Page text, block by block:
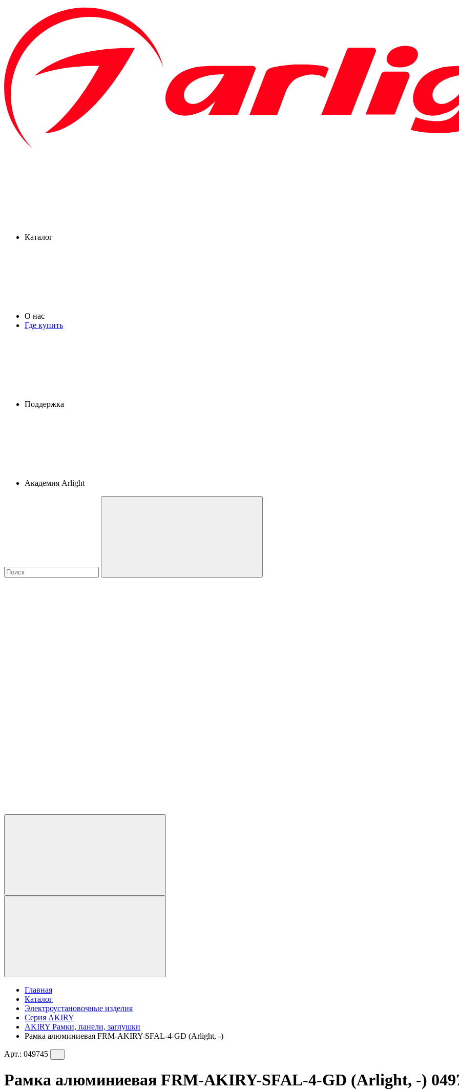
Каталог
О нас
Где купить
Поддержка
Академия Arlight
Главная
Каталог
Электроустановочные изделия
Серия AKIRY
AKIRY Рамки, панели, заглушки
Рамка алюминиевая FRM-AKIRY-SFAL-4-GD (Arlight, -)
Арт.: 049745
Рамка алюминиевая FRM-AKIRY-SFAL-4-GD (Arlight, -)